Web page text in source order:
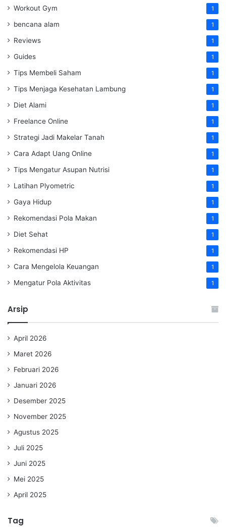
Workout Gym 1
bencana alam 1
Reviews 1
Guides 1
Tips Membeli Saham 1
Tips Menjaga Kesehatan Lambung 1
Diet Alami 1
Freelance Online 1
Strategi Jadi Makelar Tanah 1
Cara Adapt Uang Online 1
Tips Mengatur Asupan Nutrisi 1
Latihan Plyometric 1
Gaya Hidup 1
Rekomendasi Pola Makan 1
Diet Sehat 1
Rekomendasi HP 1
Cara Mengelola Keuangan 1
Mengatur Pola Aktivitas 1
Arsip
April 2026
Maret 2026
Februari 2026
Januari 2026
Desember 2025
November 2025
Agustus 2025
Juli 2025
Juni 2025
Mei 2025
April 2025
Tag